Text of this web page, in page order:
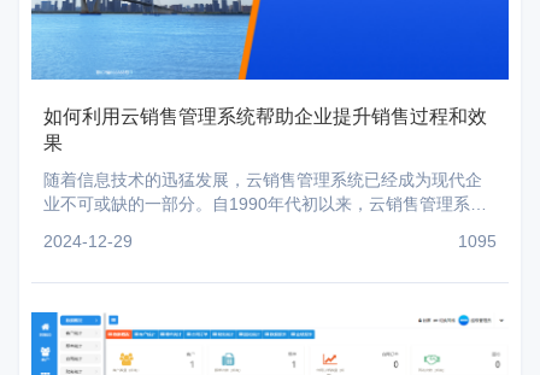
如何利用云销售管理系统帮助企业提升销售过程和效
果
随着信息技术的迅猛发展，云销售管理系统已经成为现代企
业不可或缺的一部分。自1990年代初以来，云销售管理系统
2024-12-29 1095